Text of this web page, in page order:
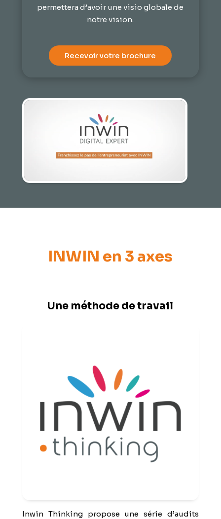
permettera d’avoir une visio globale de
notre vision.
Recevoir votre brochure
INWIN en 3 axes
Une méthode de travail
Inwin Thinking propose une série d’audits